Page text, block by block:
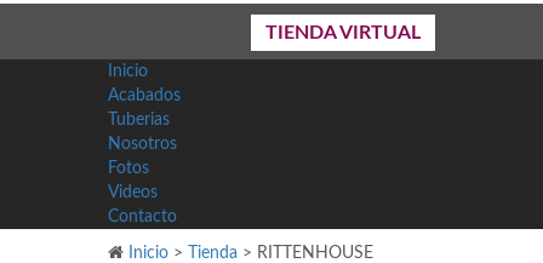
TIENDA VIRTUAL
Inicio
Acabados
Tuberias
Nosotros
Fotos
Videos
Contacto
Inicio > Tienda > RITTENHOUSE